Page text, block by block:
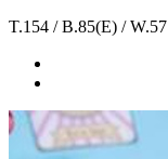
T.154 / B.85(E) / W.57